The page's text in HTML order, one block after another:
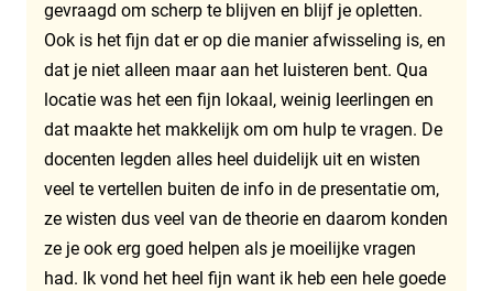
gevraagd om scherp te blijven en blijf je opletten.
Ook is het fijn dat er op die manier afwisseling is, en
dat je niet alleen maar aan het luisteren bent. Qua
locatie was het een fijn lokaal, weinig leerlingen en
dat maakte het makkelijk om om hulp te vragen. De
docenten legden alles heel duidelijk uit en wisten
veel te vertellen buiten de info in de presentatie om,
ze wisten dus veel van de theorie en daarom konden
ze je ook erg goed helpen als je moeilijke vragen
had. Ik vond het heel fijn want ik heb een hele goede